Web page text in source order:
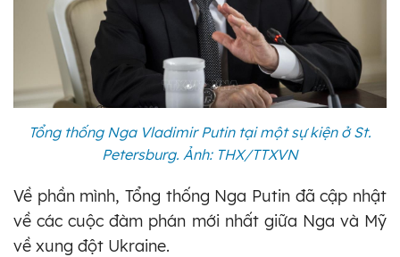
Tổng thống Nga Vladimir Putin tại một sự kiện ở St.
Petersburg. Ảnh: THX/TTXVN
Về phần mình, Tổng thống Nga Putin đã cập nhật
về các cuộc đàm phán mới nhất giữa Nga và Mỹ
về xung đột Ukraine.